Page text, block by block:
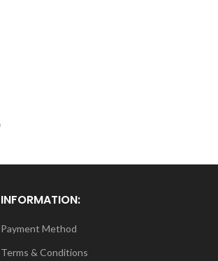
INFORMATION:
Payment Method
Terms & Conditions